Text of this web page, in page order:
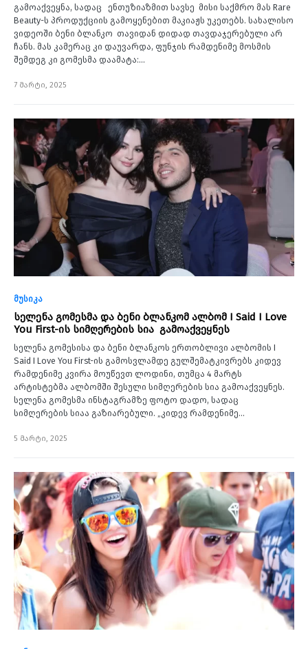
გამოაქვეყნა, სადაც ენთუზიაზმით სავსე მისი საქმრო მას Rare
Beauty-ს პროდუქციის გამოყენებით მაკიაჟს უკეთებს. სახალისო
ვიდეოში ბენი ბლანკო თავიდან დიდად თავდაჯერებული არ
ჩანს. მას კამერაც კი დაუვარდა, ფუნჯის რამდენიმე მოსმის
შემდეგ კი გომესმა დაამატა:…
7 მარტი, 2025
მუსიკა
სელენა გომესმა და ბენი ბლანკომ ალბომ I Said I Love
You First-ის სიმღერების სია გამოაქვეყნეს
სელენა გომესისა და ბენი ბლანკოს ერთობლივი ალბომის I
Said I Love You First-ის გამოსვლამდე გულშემატკივრებს კიდევ
რამდენიმე კვირა მოუწევთ ლოდინი, თუმცა 4 მარტს
არტისტებმა ალბომში შესული სიმღერების სია გამოაქვეყნეს.
სელენა გომესმა ინსტაგრამზე ფოტო დადო, სადაც
სიმღერების სიაა გაზიარებული. „კიდევ რამდენიმე…
5 მარტი, 2025